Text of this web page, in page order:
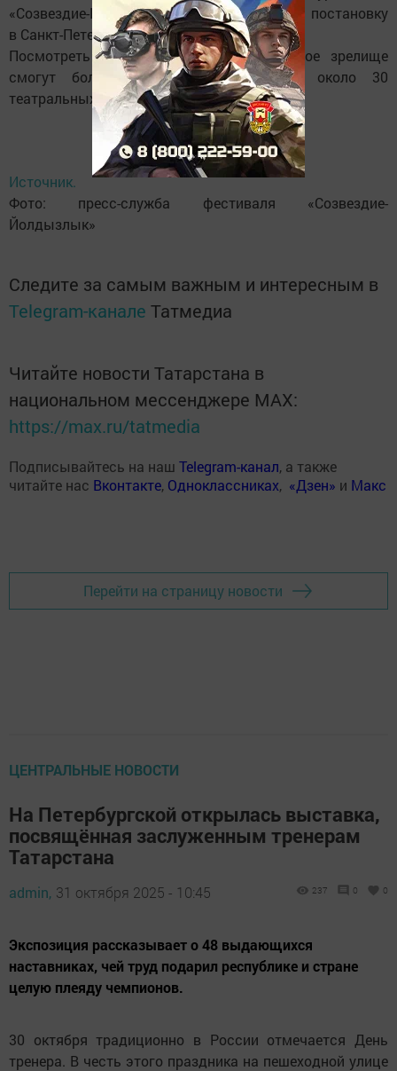
«Созвездие-Йолдызлык» представит свою постановку
в Санкт-Петербурге.
Посмотреть грандиозное театрализованное зрелище
смогут более 10 тысяч человек на около 30
театральных площадках города.
Источник.
Фото: пресс-служба фестиваля «Созвездие-
Йолдызлык»
Следите за самым важным и интересным в
Telegram-канале Татмедиа
Читайте новости Татарстана в
национальном мессенджере MАХ:
https://max.ru/tatmedia
Подписывайтесь на наш Telegram-канал, а также
читайте нас Вконтакте, Одноклассниках, «Дзен» и Макс
Перейти на страницу новости
ЦЕНТРАЛЬНЫЕ НОВОСТИ
На Петербургской открылась выставка,
посвящённая заслуженным тренерам
Татарстана
admin, 31 октября 2025 - 10:45 237 0 0
Экспозиция рассказывает о 48 выдающихся
наставниках, чей труд подарил республике и стране
целую плеяду чемпионов.
30 октября традиционно в России отмечается День
тренера. В честь этого праздника на пешеходной улице